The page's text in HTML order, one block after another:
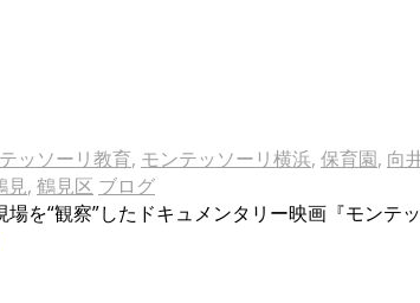
ッソーリ教育, モンテッソーリ横浜, 保育園, 向
見, 鶴見区 ブログ
を“観察”したドキュメンタリー映画『モン